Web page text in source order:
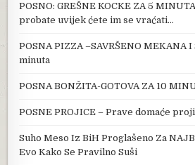
POSNO: GREŠNE KOCKE ZA 5
probate uvijek ćete im se vraćati…
POSNA PIZZA –SAVRŠENO MEKANA
minuta
POSNA BONŽITA-GOTOVA ZA 10
POSNE PROJICE – Prave domaće
Suho Meso Iz BiH Proglašeno Za
Evo Kako Se Pravilno Suši